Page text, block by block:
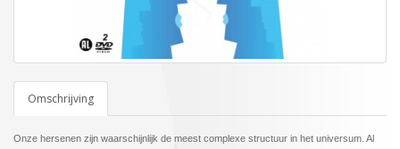
Omschrijving
Onze hersenen zijn waarschijnlijk de meest complexe structuur in het universum. Al